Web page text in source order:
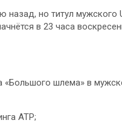
но титул мужского
в 23 часа
«Большого шлема» в
ATP;